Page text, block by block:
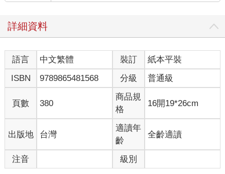
詳細資料
語言 中文繁體 裝訂
紙本平裝
ISBN
9789865481568 分級 普通級
頁數 380
商品規
格
16開19*26cm
出版地 台灣
適讀年
齡
全齡適讀
注音 級別